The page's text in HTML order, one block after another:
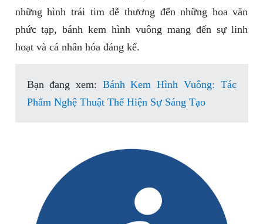
những hình trái tim dễ thương đến những hoa văn
phức tạp, bánh kem hình vuông mang đến sự linh
hoạt và cá nhân hóa đáng kể.
Bạn đang xem: Bánh Kem Hình Vuông: Tác
Phẩm Nghệ Thuật Thể Hiện Sự Sáng Tạo